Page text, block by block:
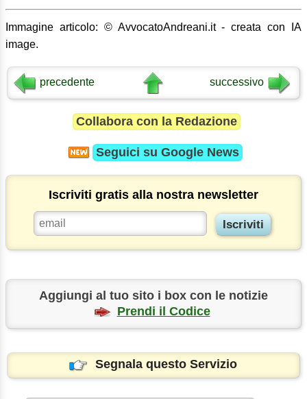
Immagine articolo: © AvvocatoAndreani.it - creata con IA
image.
precedente successivo
Collabora con la Redazione
Seguici su Google News
Iscriviti gratis alla nostra newsletter
Aggiungi al tuo sito i box con le notizie
Prendi il Codice
Segnala questo Servizio